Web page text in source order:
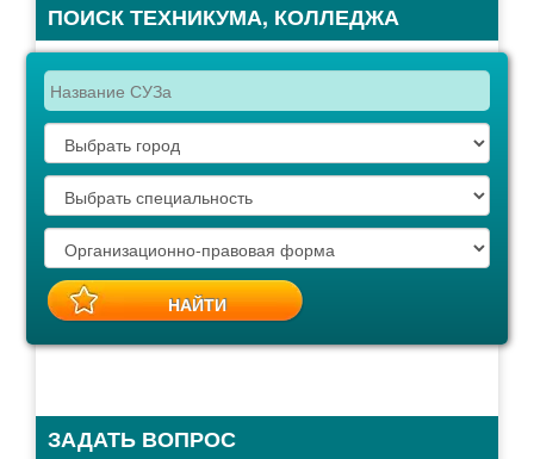
ПОИСК ТЕХНИКУМА, КОЛЛЕДЖА
ЗАДАТЬ ВОПРОС